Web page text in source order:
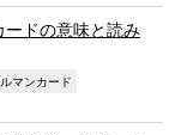
ードの意味と読み
マンカード